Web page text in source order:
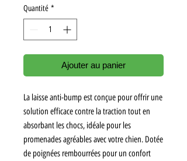
Quantité *
Ajouter au panier
La laisse anti-bump est conçue pour offrir une
solution efficace contre la traction tout en
absorbant les chocs, idéale pour les
promenades agréables avec votre chien. Dotée
de poignées rembourrées pour un confort